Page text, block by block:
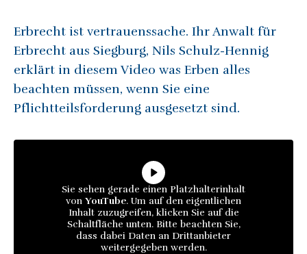
Erbrecht ist vertrauenssache. Ihr Anwalt für
Erbrecht aus Siegburg, Nils Schulz-Hennig
erklärt in diesem Video was Erben alles
beachten müssen, wenn Sie eine
Pflichtteilsforderung ausgesetzt sind.
Sie sehen gerade einen Platzhalterinhalt
von YouTube. Um auf den eigentlichen
Inhalt zuzugreifen, klicken Sie auf die
Schaltfläche unten. Bitte beachten Sie,
dass dabei Daten an Drittanbieter
weitergegeben werden.